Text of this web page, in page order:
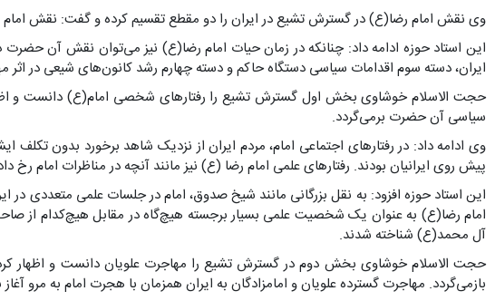
وی نقش امام رضا(ع) در گسترش تشیع در ایران را دو مقطع تقسیم کرده و گفت: نقش
این استاد حوزه ادامه داد: چنانکه در زمان حیات امام رضا(ع) نیز می‌توان نقش آن
ایران، دسته سوم اقدامات سیاسی دستگاه حاکم و دسته چهارم رشد کانون‌های شیعی در
حجت الاسلام خوشاوی بخش اول گسترش تشیع را رفتارهای شخصی امام(ع) دانست و
سیاسی آن حضرت برمی‌گردد.
وی ادامه داد: در رفتارهای اجتماعی امام، مردم ایران از نزدیک شاهد برخورد بدون تکلف
پیش روی ایرانیان بودند. رفتارهای علمی امام رضا (ع) نیز مانند آنچه در مناظرات امام رخ
این استاد حوزه افزود: به نقل بزرگانی مانند شیخ صدوق، امام در جلسات علمی متعددی
امام رضا(ع) به عنوان یک شخصیت علمی بسیار برجسته هیچ‌گاه در مقابل هیچ‌کدام از
آل محمد(ع) شناخته شدند.
حجت الاسلام خوشاوی بخش دوم در گسترش تشیع را مهاجرت علویان دانست و اظهار کرد:
بازمی‌گردد. مهاجرت گسترده علویان و امامزادگان به ایران همزمان با هجرت امام به مرو